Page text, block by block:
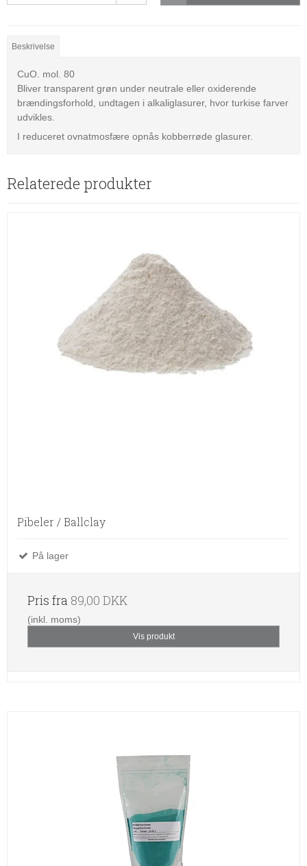
Beskrivelse
CuO. mol. 80
Bliver transparent grøn under neutrale eller oxiderende
brændingsforhold, undtagen i alkaliglasurer, hvor turkise farver
udvikles.
I reduceret ovnatmosfære opnås kobberrøde glasurer.
Relaterede produkter
Pibeler / Ballclay
På lager
Pris fra 89,00 DKK
(inkl. moms)
Vis produkt